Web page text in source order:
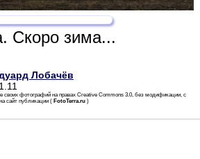
Скоро зима...
Лобачёв
своих фотографий на правах Creative Commons 3.0, без модификации, с
сайт публикации ( FotoTerra.ru )